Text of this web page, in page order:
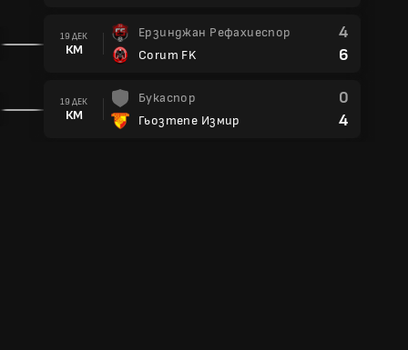
19 ДЕК
КМ
Ерзинджан Рефахиеспор
Corum FK
4
6
19 ДЕК
КМ
Букаспор
Гьозтепе Измир
0
4